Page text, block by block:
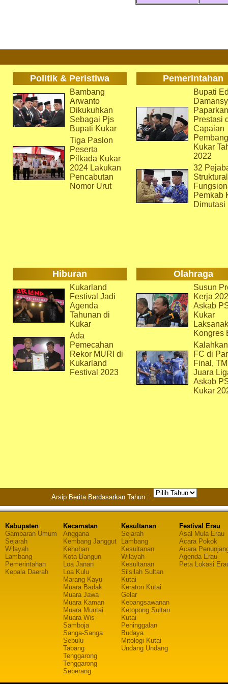
Politik & Peristiwa Pemerintahan
Bambang
Arwanto
Dikukuhkan
Sebagai Pjs
Bupati Kukar
Tiga Paslon
Peserta
Pilkada Kukar
2024 Lakukan
Pencabutan
Nomor Urut
Bupati
Paparkan
Prestasi
Capaian
Kukar
2022
32
Pemkab
Dimutasi
Hiburan Olahraga
Kukarland
Festival Jadi
Agenda
Tahunan di
Kukar
Ada
Pemecahan
Rekor MURI di
Kukarland
Festival 2023
Susun
Kerja
Askab
Kukar
Kongres
FC di
Final,
Juara
Askab
Kukar
Arsip Berita Berdasarkan Tahun :
Kabupaten
Gambaran Umum
Sejarah
Wilayah
Lambang
Pemerintahan
Kepala Daerah
Kecamatan
Anggana
Kembang Janggut
Kenohan
Kota Bangun
Loa Janan
Loa Kulu
Marang Kayu
Muara Badak
Muara Jawa
Muara Kaman
Muara Muntai
Muara Wis
Samboja
Sanga-Sanga
Sebulu
Tabang
Tenggarong
Tenggarong
Seberang
Kesultanan
Sejarah
Lambang
Kesultanan
Wilayah
Kesultanan
Silsilah Sultan
Kutai
Keraton Kutai
Gelar
Kebangsawanan
Ketopong Sultan
Kutai
Peninggalan
Budaya
Mitologi Kutai
Undang Undang
Festival Erau
Asal Mula Erau
Acara Pokok
Acara
Agenda Erau
Peta Lokasi